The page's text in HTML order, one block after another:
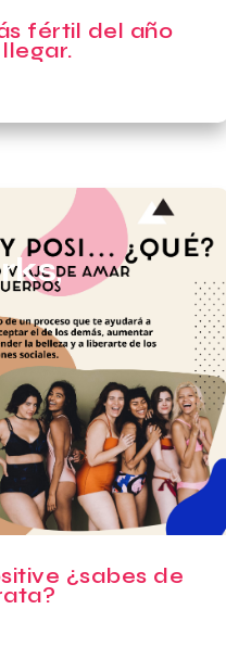
,
fértil del año
¿sabes de